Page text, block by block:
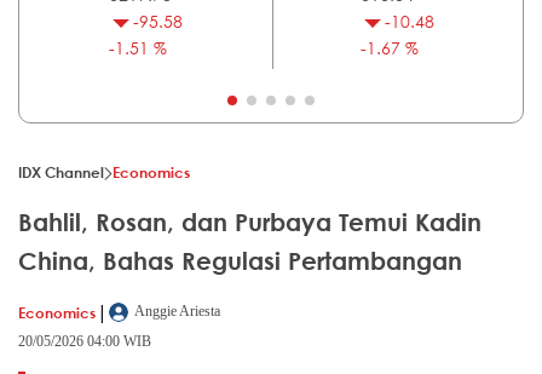
-95.58
-1.51 %
-10.48
-1.67 %
IDX Channel Economics
Bahlil, Rosan, dan Purbaya Temui Kadin
China, Bahas Regulasi Pertambangan
Economics |
Anggie Ariesta
20/05/2026 04:00 WIB